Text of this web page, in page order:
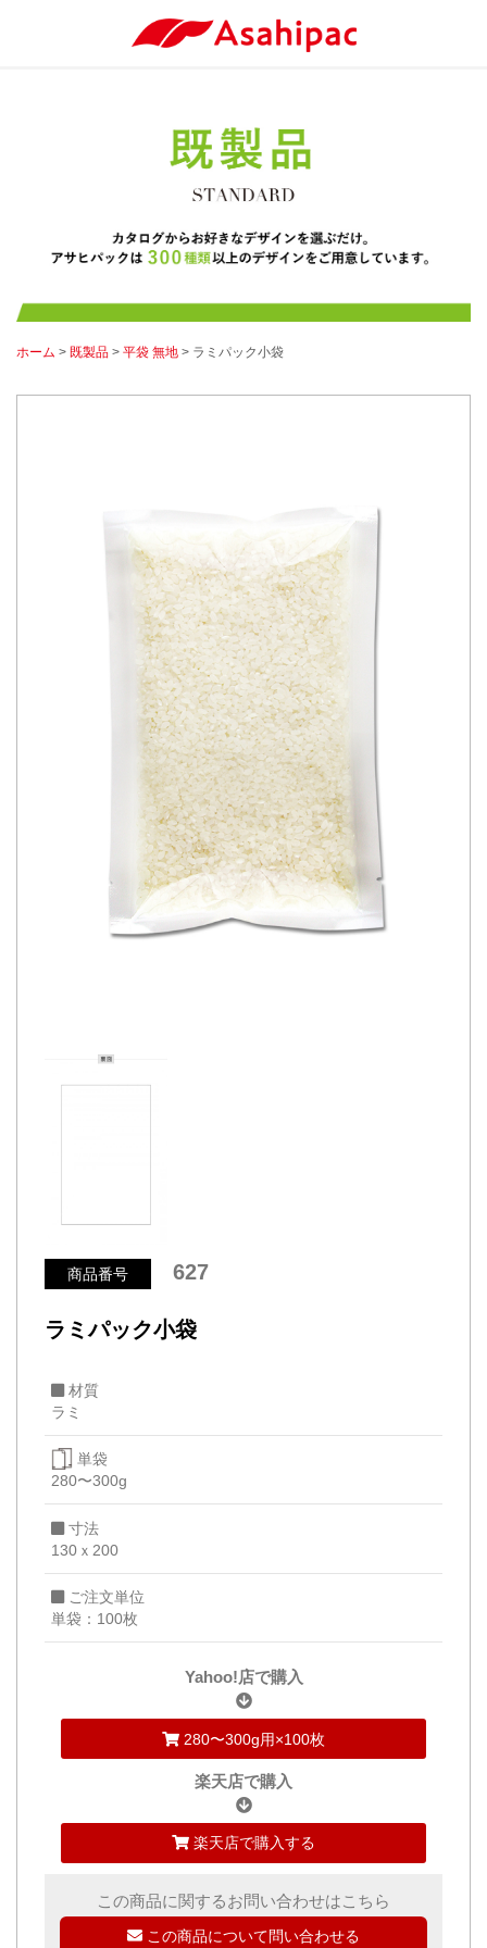
ホーム > 既製品 > 平袋 無地 > ラミパック小袋
商品番号 627
ラミパック小袋
材質
ラミ
単袋
280〜300g
寸法
130ｘ200
ご注文単位
単袋：100枚
Yahoo!店で購入
280〜300g用×100枚
楽天店で購入
楽天店で購入する
この商品に関するお問い合わせはこちら
この商品について問い合わせる